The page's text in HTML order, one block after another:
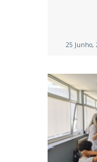
25 Junho,